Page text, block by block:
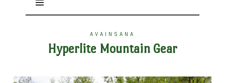
AVAINSANA
Hyperlite Mountain Gear